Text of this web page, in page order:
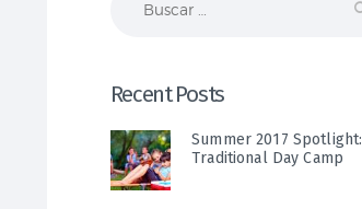
Recent Posts
Summer 2017 Spotlight:
Traditional Day Camp